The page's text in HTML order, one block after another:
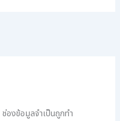
ช่องข้อมูลจำเป็นถูกทำ